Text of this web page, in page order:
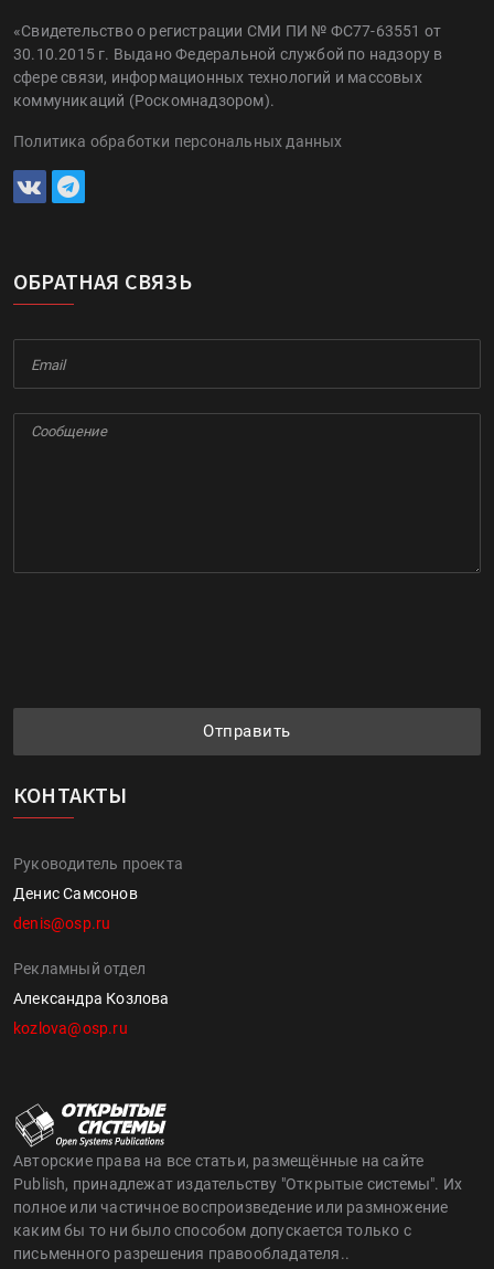
«Свидетельство о регистрации СМИ ПИ № ФС77-63551 от
30.10.2015 г. Выдано Федеральной службой по надзору в
сфере связи, информационных технологий и массовых
коммуникаций (Роскомнадзором).
Политика обработки персональных данных
ОБРАТНАЯ СВЯЗЬ
Отправить
КОНТАКТЫ
Руководитель проекта
Денис Самсонов
denis@osp.ru
Рекламный отдел
Александра Козлова
kozlova@osp.ru
Авторские права на все статьи, размещённые на сайте
Publish, принадлежат издательству "Открытые системы". Их
полное или частичное воспроизведение или размножение
каким бы то ни было способом допускается только с
письменного разрешения правообладателя..